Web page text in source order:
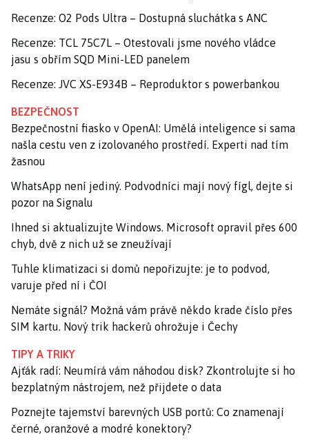
Recenze: O2 Pods Ultra – Dostupná sluchátka s ANC
Recenze: TCL 75C7L – Otestovali jsme nového vládce
jasu s obřím SQD Mini-LED panelem
Recenze: JVC XS-E934B – Reproduktor s powerbankou
BEZPEČNOST
Bezpečnostní fiasko v OpenAI: Umělá inteligence si sama
našla cestu ven z izolovaného prostředí. Experti nad tím
žasnou
WhatsApp není jediný. Podvodníci mají nový fígl, dejte si
pozor na Signalu
Ihned si aktualizujte Windows. Microsoft opravil přes 600
chyb, dvě z nich už se zneužívají
Tuhle klimatizaci si domů nepořizujte: je to podvod,
varuje před ní i ČOI
Nemáte signál? Možná vám právě někdo krade číslo přes
SIM kartu. Nový trik hackerů ohrožuje i Čechy
TIPY A TRIKY
Ajťák radí: Neumírá vám náhodou disk? Zkontrolujte si ho
bezplatným nástrojem, než přijdete o data
Poznejte tajemství barevných USB portů: Co znamenají
černé, oranžové a modré konektory?